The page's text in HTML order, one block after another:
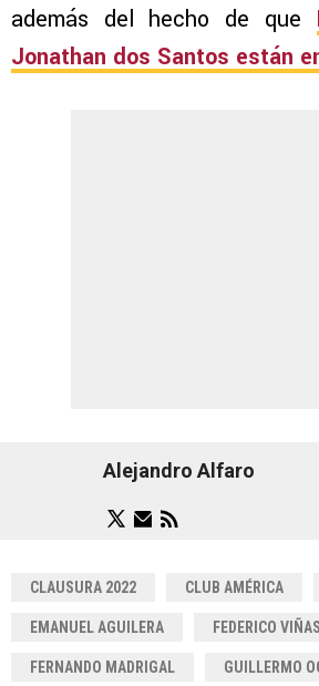
además del hecho de que
Jonathan dos Santos están
Alejandro Alfaro
CLAUSURA 2022 CLUB AMÉRICA
EMANUEL AGUILERA FEDERICO VIÑAS
FERNANDO MADRIGAL GUILLERMO